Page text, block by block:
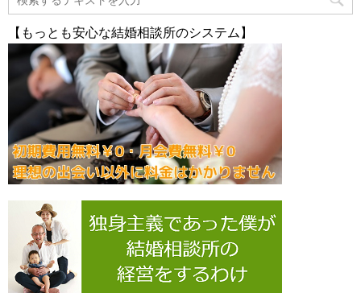
【もっとも安心な結婚相談所のシステム】